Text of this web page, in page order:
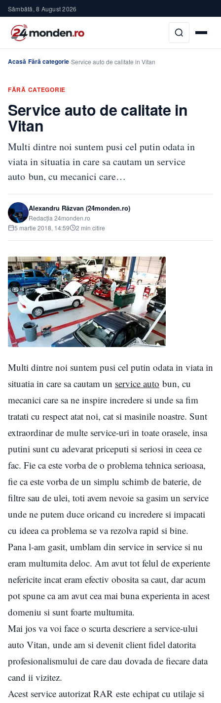
Sâmbătă, 8 August 2026
Acasă›Fără categorie›Service auto de calitate in Vitan
FĂRĂ CATEGORIE
Service auto de calitate in
Vitan
Multi dintre noi suntem pusi cel putin odata in
viata in situatia in care sa cautam un service
auto bun, cu mecanici care…
Alexandru Răzvan (24monden.ro)
Redacția 24monden.ro
5 martie 2018, 14:59
2 min citire
Multi dintre noi suntem pusi cel putin odata in viata in
situatia in care sa cautam un service auto bun, cu
mecanici care sa ne inspire incredere si unde sa fim
tratati cu respect atat noi, cat si masinile noastre. Sunt
extraordinar de multe service-uri in toate orasele, insa
putini sunt cu adevarat priceputi si seriosi in ceea ce
fac. Fie ca este vorba de o problema tehnica serioasa,
fie ca este vorba de un simplu schimb de baterie, de
filtre sau de ulei, toti avem nevoie sa gasim un service
unde ne putem duce oricand cu incredere si impacati
cu ideea ca problema se va rezolva rapid si bine.
Pana l-am gasit, umblam din service in service si nu
eram multumita deloc. Am avut tot felul de experiente
nefericite incat eram efectiv obosita sa caut, dar acum
pot spune ca am avut cea mai buna experienta in acest
domeniu si sunt foarte multumita.
Mai jos va voi face o scurta descriere a service-ului
auto Vitan, unde am si devenit client fidel datorita
profesionalismului de care dau dovada de fiecare data
cand ii vizitez.
Acest service autorizat RAR este echipat cu utilaje si